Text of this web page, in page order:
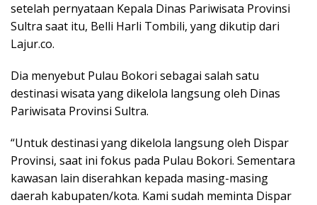
setelah pernyataan Kepala Dinas Pariwisata Provinsi
Sultra saat itu, Belli Harli Tombili, yang dikutip dari
Lajur.co.
Dia menyebut Pulau Bokori sebagai salah satu
destinasi wisata yang dikelola langsung oleh Dinas
Pariwisata Provinsi Sultra.
“Untuk destinasi yang dikelola langsung oleh Dispar
Provinsi, saat ini fokus pada Pulau Bokori. Sementara
kawasan lain diserahkan kepada masing-masing
daerah kabupaten/kota. Kami sudah meminta Dispar